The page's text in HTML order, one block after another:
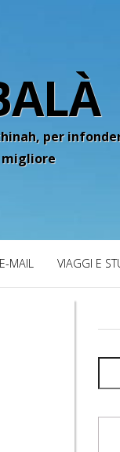
per
migliore
MAIL VIAGGI E